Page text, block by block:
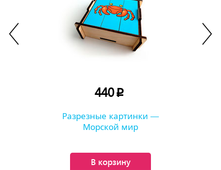
440p
Разрезные картинки —
Морской мир
В корзину